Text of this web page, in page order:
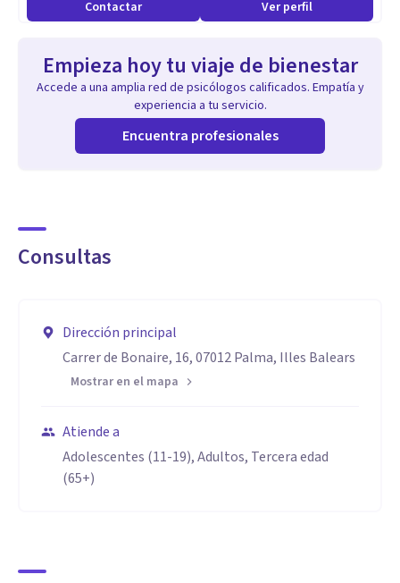
Contactar Ver perfil
Empieza hoy tu viaje de bienestar
Accede a una amplia red de psicólogos calificados. Empatía y
experiencia a tu servicio.
Encuentra profesionales
Consultas
Dirección principal
Carrer de Bonaire, 16, 07012 Palma, Illes Balears
Mostrar en el mapa
Atiende a
Adolescentes (11-19), Adultos, Tercera edad
(65+)